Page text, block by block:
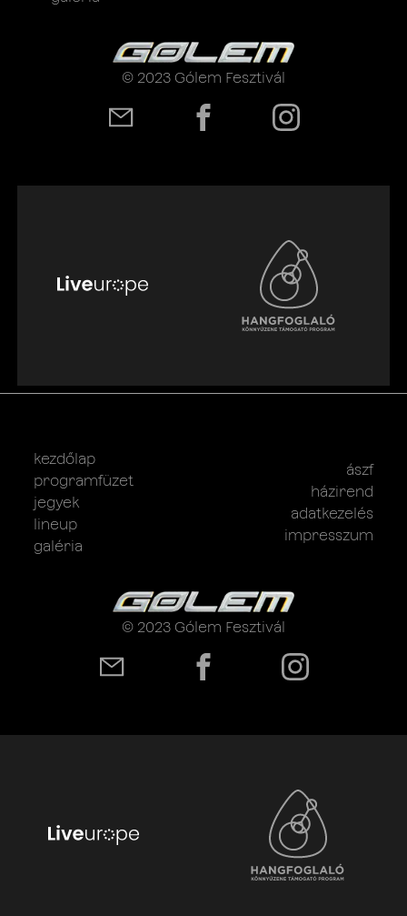
© 2023 Gólem Fesztivál
kezdőlap
programfüzet
jegyek
lineup
galéria
© 2023 Gólem Fesztivál
ászf
házirend
adatkezelés
impresszum